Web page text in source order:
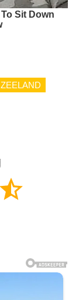
Sit Down
ZEELAND